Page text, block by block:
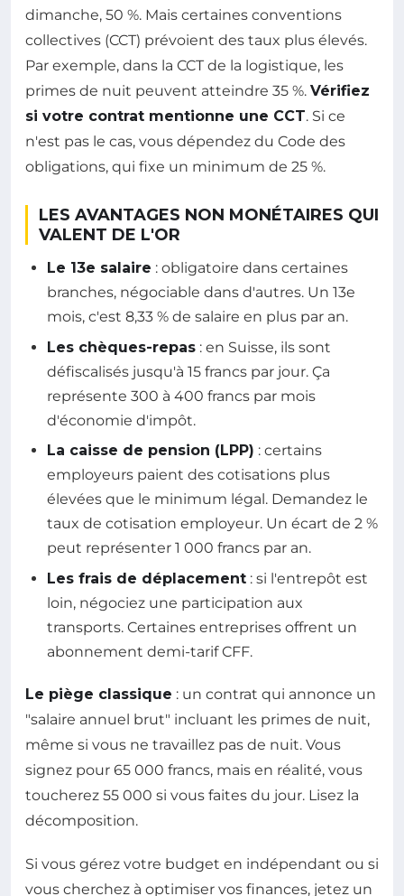
dimanche, 50 %. Mais certaines conventions
collectives (CCT) prévoient des taux plus élevés.
Par exemple, dans la CCT de la logistique, les
primes de nuit peuvent atteindre 35 %. Vérifiez
si votre contrat mentionne une CCT. Si ce
n'est pas le cas, vous dépendez du Code des
obligations, qui fixe un minimum de 25 %.
LES AVANTAGES NON MONÉTAIRES QUI
VALENT DE L'OR
Le 13e salaire : obligatoire dans certaines
branches, négociable dans d'autres. Un 13e
mois, c'est 8,33 % de salaire en plus par an.
Les chèques-repas : en Suisse, ils sont
défiscalisés jusqu'à 15 francs par jour. Ça
représente 300 à 400 francs par mois
d'économie d'impôt.
La caisse de pension (LPP) : certains
employeurs paient des cotisations plus
élevées que le minimum légal. Demandez le
taux de cotisation employeur. Un écart de 2 %
peut représenter 1 000 francs par an.
Les frais de déplacement : si l'entrepôt est
loin, négociez une participation aux
transports. Certaines entreprises offrent un
abonnement demi-tarif CFF.
Le piège classique : un contrat qui annonce un
"salaire annuel brut" incluant les primes de nuit,
même si vous ne travaillez pas de nuit. Vous
signez pour 65 000 francs, mais en réalité, vous
toucherez 55 000 si vous faites du jour. Lisez la
décomposition.
Si vous gérez votre budget en indépendant ou si
vous cherchez à optimiser vos finances, jetez un